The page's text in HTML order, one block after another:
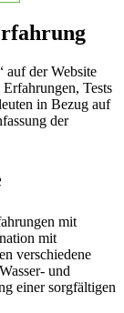
auf der Website
Tests
in Bezug auf
der
mit
mit
verschiedene
und
einer sorgfältigen